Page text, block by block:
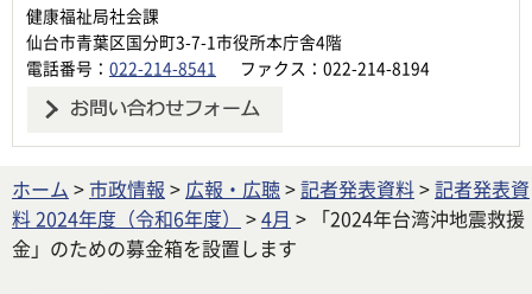
健康福祉局社会課
仙台市青葉区国分町3-7-1市役所本庁舎4階
電話番号： 022-214-8541 ファクス：022-214-8194
ホーム >市政情報 > 広報・広聴>記者発表資料>記者発表資
料 2024年度（令和6年度）
>4月 > 「2024年台湾沖地震救援
金」のための募金箱を設置します